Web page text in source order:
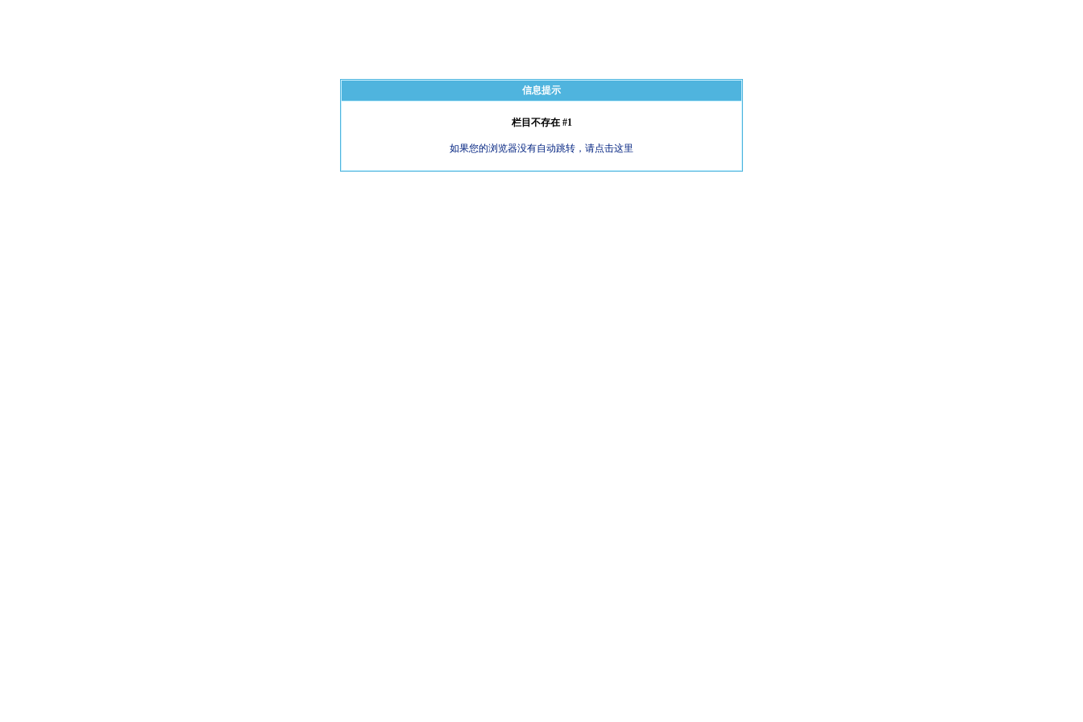
信息提示
栏目不存在 #1
如果您的浏览器没有自动跳转，请点击这里